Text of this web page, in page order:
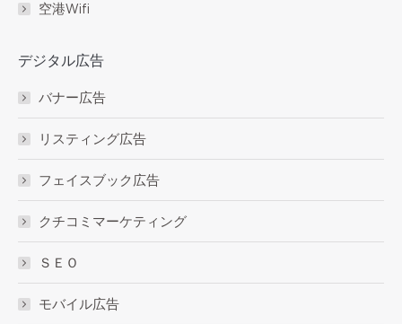
空港Wifi
デジタル広告
バナー広告
リスティング広告
フェイスブック広告
クチコミマーケティング
ＳＥＯ
モバイル広告